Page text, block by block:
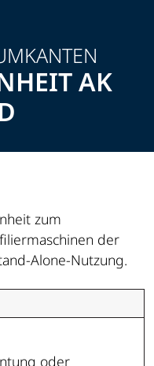
AK
zum
der
Alone-Nutzung.
oder